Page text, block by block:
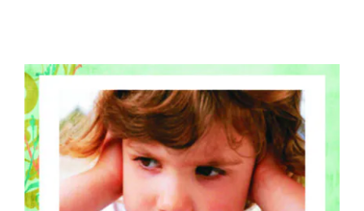
მეტყველების
განვითარების
სტიმულირება